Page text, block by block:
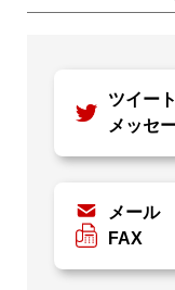
ツイート
メッセ
メール
FAX